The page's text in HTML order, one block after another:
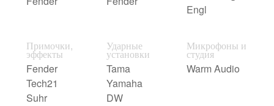
Engl
Примочки,
эффекты
Fender
Tech21
Suhr
Ударные
установки
Tama
Yamaha
DW
Микрофоны и
студия
Warm Audio